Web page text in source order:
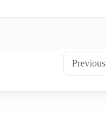
Previous